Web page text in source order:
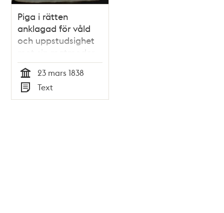
Piga i rätten
anklagad för våld
och uppstudsighet
mot sin matmoder
Tid
23 mars 1838
Typ
Text